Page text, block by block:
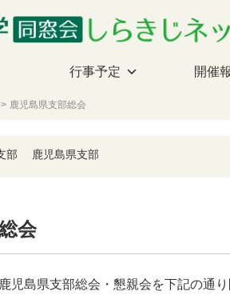
行事予定 開催
> 鹿児島県支部総会
部 鹿児島県支部
会
児島県支部総会・懇親会を下記の通